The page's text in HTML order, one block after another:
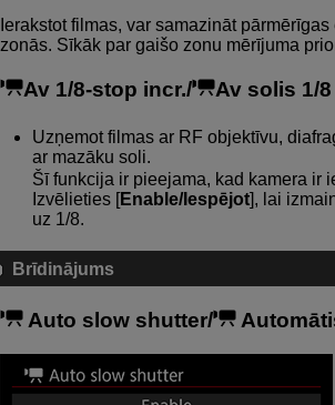
Ierakstot filmas, var samazināt
zonās. Sīkāk par gaišo zonu mērījuma
Av 1/8-stop incr./ Av solis 1/8
Uzņemot filmas ar RF objektīvu,
ar mazāku soli.
Šī funkcija ir pieejama, kad kamera ir
Izvēlieties [Enable/Iespējot], lai
uz 1/8.
Brīdinājums
Auto slow shutter/